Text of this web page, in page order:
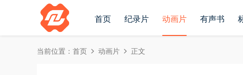
首页 纪录片 动画片 有声书
当前位置： 首页 动画片 正文